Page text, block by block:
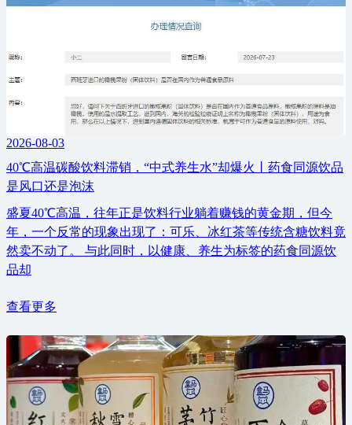
2026-08-03
40℃高温碳酸饮料滞销，“中式养生水”却爆火丨药食同源饮品
是风口还是泡沫
盛夏40℃高温，往年正是饮料行业躺着赚钱的黄金期，但今
年，一个反常的现象出现了：可乐、冰红茶等传统含糖饮料竟
然卖不动了。 与此同时，以健康、养生为标签的药食同源饮
品却
查看更多